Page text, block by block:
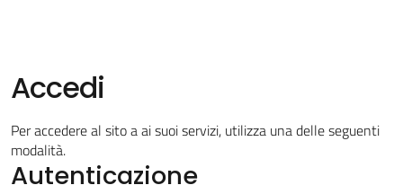
Servizi
Vivere
Casalfiumanese
Accedi
Per accedere al sito a ai suoi servizi, utilizza una delle seguenti
modalità.
Autenticazione